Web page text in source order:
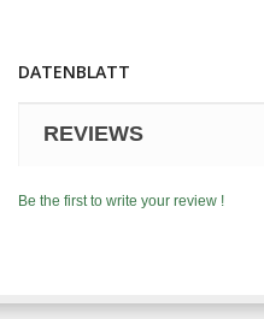
DATENBLATT
REVIEWS
Be the first to write your review !